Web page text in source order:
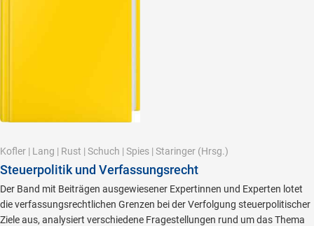
Kofler | Lang | Rust | Schuch | Spies | Staringer (Hrsg.)
Steuerpolitik und Verfassungsrecht
Der Band mit Beiträgen ausgewiesener Expertinnen und Experten lotet
die verfassungsrechtlichen Grenzen bei der Verfolgung steuerpolitischer
Ziele aus, analysiert verschiedene Fragestellungen rund um das Thema